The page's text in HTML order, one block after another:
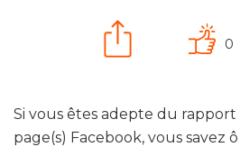
0
Si vous êtes adepte du
page(s) Facebook, vous savez